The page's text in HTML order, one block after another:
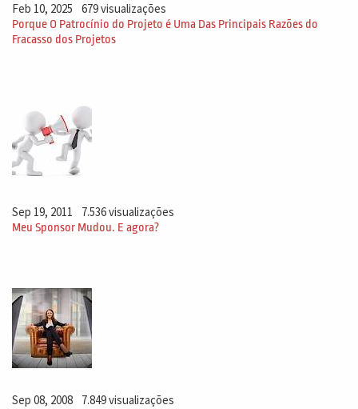
Feb 10, 2025 679 visualizações
Porque O Patrocínio do Projeto é Uma Das Principais Razões do
Fracasso dos Projetos
Sep 19, 2011 7.536 visualizações
Meu Sponsor Mudou. E agora?
Sep 08, 2008 7.849 visualizações